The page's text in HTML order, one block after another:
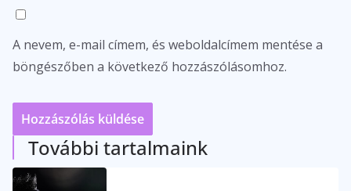
A nevem, e-mail címem, és weboldalcímem mentése a
böngészőben a következő hozzászólásomhoz.
További tartalmaink